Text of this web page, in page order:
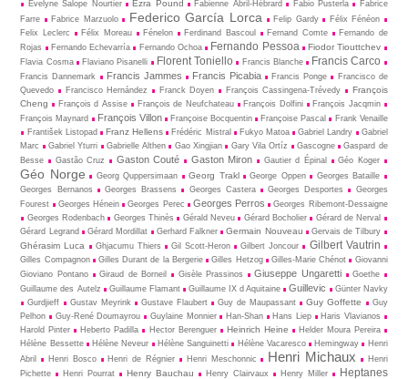
Évelyne Salope Nourtier Ezra Pound Fabienne Abril-Hébrard Fabio Pusterla
Fabrice
Farre
Fabrice Marzuolo Federico García Lorca Felip Gardy
Félix Fénéon
Felix Leclerc
Félix Moreau Fénelon Ferdinand Bascoul Fernand Comte
Fernando de
Rojas
Fernando Echevarría Fernando Ochoa Fernando Pessoa Fiodor Tiouttchev
Flavia Cosma Flaviano Pisanelli Florent Toniello Francis Blanche Francis Carco
Francis Dannemark Francis Jammes Francis Picabia Francis Ponge
Francisco de
Quevedo
Francisco Hernández Franck Doyen François Cassingena-Trévedy
François
Cheng
François d Assise François de Neufchateau François Dolfini
François Jacqmin
François Maynard
François Villon Françoise Bocquentin Françoise Pascal
Frank Venaille
František Listopad
Franz Hellens Frédéric Mistral Fukyo Matoa Gabriel Landry
Gabriel
Marc
Gabriel Yturri Gabrielle Althen Gao Xingjian Gary Vila Ortíz Gascogne
Gaspard de
Besse
Gastão Cruz Gaston Couté Gaston Miron Gautier d Épinal Géo Koger
Géo Norge Georg Quppersimaan Georg Trakl George Oppen
Georges Bataille
Georges Bernanos
Georges Brassens Georges Castera Georges Desportes
Georges
Fourest
Georges Hénein Georges Perec Georges Perros
Georges Ribemont-Dessaigne
Georges Rodenbach
Georges Thinès Gérald Neveu Gérard Bocholier
Gérard de Nerval
Gérard Legrand
Gérard Mordillat Gerhard Falkner Germain Nouveau Gervais de Tilbury
Ghérasim Luca Ghjacumu Thiers Gil Scott-Heron Gilbert Joncour Gilbert Vautrin
Gilles Compagnon Gilles Durant de la Bergerie Gilles Hetzog Gilles-Marie Chénot
Giovanni
Gioviano Pontano
Giraud de Borneil Gisèle Prassinos Giuseppe Ungaretti
Goethe
Guillaume des Autelz
Guillaume Flamant Guillaume IX d Aquitaine Guillevic
Günter Navky
Gurdjieff
Gustav Meyrink Gustave Flaubert Guy de Maupassant Guy Goffette
Guy
Pelhon
Guy-René Dou­may­rou Guylaine Monnier Han-Shan Hans Liep
Haris Vlavianos
Harold Pinter
Heberto Padilla Hector Berenguer Heinrich Heine
Helder Moura Pereira
Hélène Bessette
Hélène Neveur Hélène Sanguinetti Hélène Vacaresco Hemingway
Henri
Abril
Henri Bosco Henri de Régnier Henri Meschonnic Henri Michaux
Henri
Pichette
Henri Pourrat Henry Bauchau Henry Clairvaux Henry Miller
Heptanes